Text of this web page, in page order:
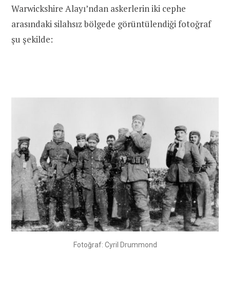
Warwickshire Alayı’ndan askerlerin iki cephe
arasındaki silahsız bölgede görüntülendiği fotoğraf
şu şekilde:
Fotoğraf: Cyril Drummond